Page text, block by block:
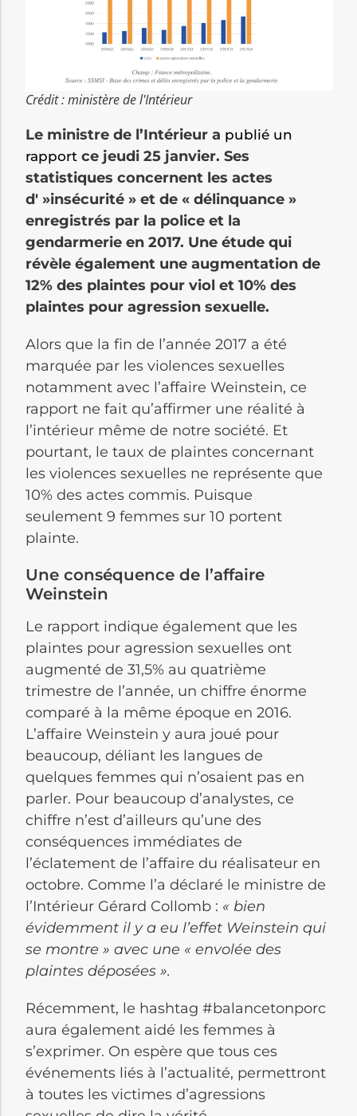
Crédit : ministère de l'Intérieur
Le ministre de l’Intérieur a publié un
rapport ce jeudi 25 janvier. Ses
statistiques concernent les actes
d' »insécurité » et de « délinquance »
enregistrés par la police et la
gendarmerie en 2017. Une étude qui
révèle également une augmentation de
12% des plaintes pour viol et 10% des
plaintes pour agression sexuelle.
Alors que la fin de l’année 2017 a été
marquée par les violences sexuelles
notamment avec l’affaire Weinstein, ce
rapport ne fait qu’affirmer une réalité à
l’intérieur même de notre société. Et
pourtant, le taux de plaintes concernant
les violences sexuelles ne représente que
10% des actes commis. Puisque
seulement 9 femmes sur 10 portent
plainte.
Une conséquence de l’affaire
Weinstein
Le rapport indique également que les
plaintes pour agression sexuelles ont
augmenté de 31,5% au quatrième
trimestre de l’année, un chiffre énorme
comparé à la même époque en 2016.
L’affaire Weinstein y aura joué pour
beaucoup, déliant les langues de
quelques femmes qui n’osaient pas en
parler. Pour beaucoup d’analystes, ce
chiffre n’est d’ailleurs qu’une des
conséquences immédiates de
l’éclatement de l’affaire du réalisateur en
octobre. Comme l’a déclaré le ministre de
l’Intérieur Gérard Collomb : « bien
évidemment il y a eu l’effet Weinstein qui
se montre » avec une « envolée des
plaintes déposées ».
Récemment, le hashtag #balancetonporc
aura également aidé les femmes à
s’exprimer. On espère que tous ces
événements liés à l’actualité, permettront
à toutes les victimes d’agressions